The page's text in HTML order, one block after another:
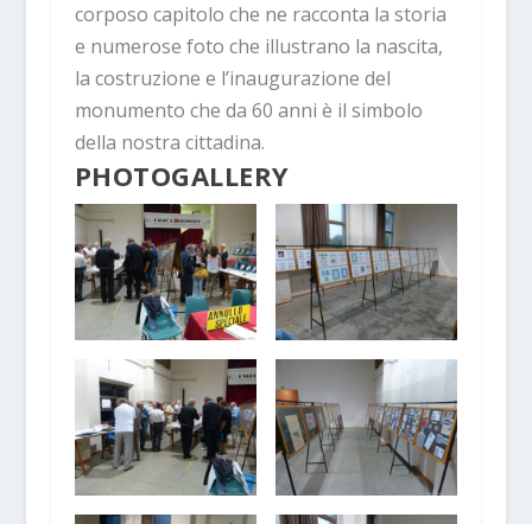
corposo capitolo che ne racconta la storia
e numerose foto che illustrano la nascita,
la costruzione e l’inaugurazione del
monumento che da 60 anni è il simbolo
della nostra cittadina.
PHOTOGALLERY